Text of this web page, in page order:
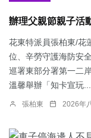
辦理父親節親子活
花東特派員張柏東/花
位、辛勞守護海防安
巡署東部分署第一二
溫馨舉辦「知卡宣玩...
張柏東 2026年